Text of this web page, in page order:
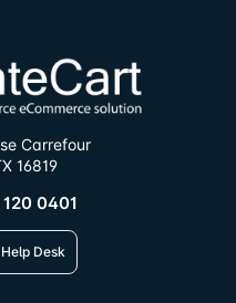
Carrefour
16819
0401
Help Desk